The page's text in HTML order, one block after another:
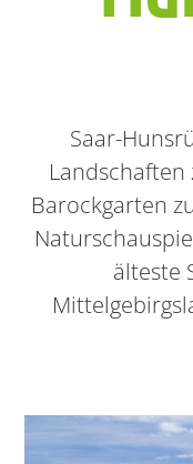
Saar-
Barockgarten
älteste